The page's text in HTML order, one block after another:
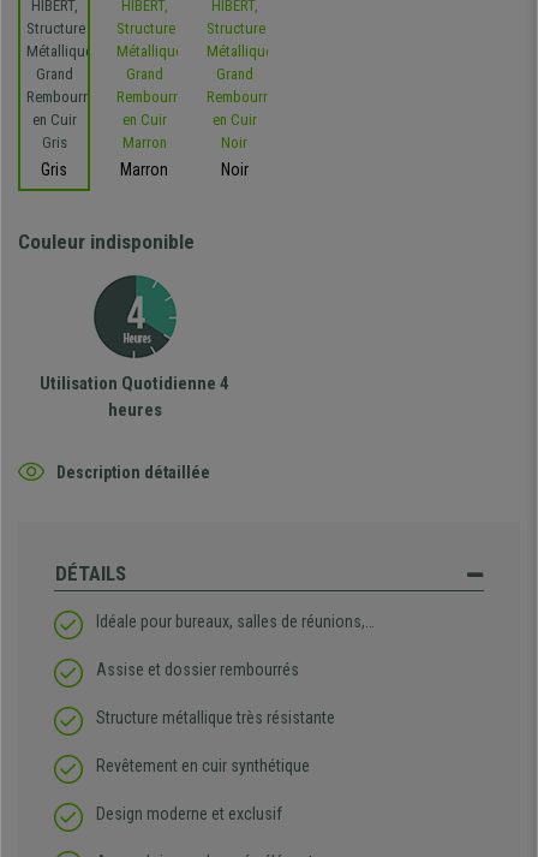
Gris Marron Noir
Couleur indisponible
Utilisation Quotidienne 4
heures
Description détaillée
DÉTAILS
Idéale pour bureaux, salles de réunions,…
Assise et dossier rembourrés
Structure métallique très résistante
Revêtement en cuir synthétique
Design moderne et exclusif